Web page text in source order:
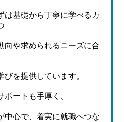
は基礎から丁寧に学べるカ
向や求められるニーズに合
を提供しています。
ポートも手厚く、
中心で、着実に就職へつな